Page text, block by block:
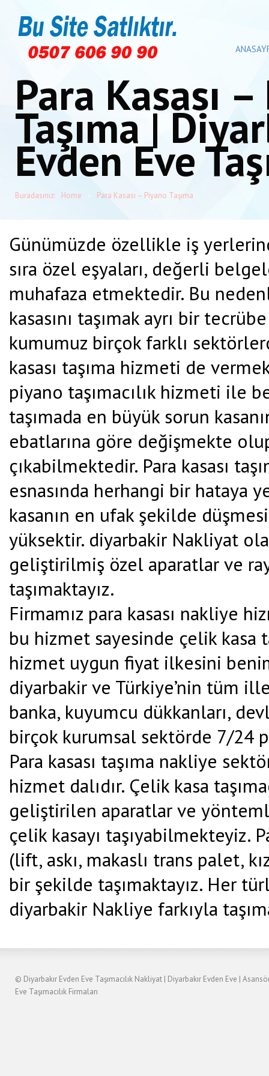
Para Kasası
Taşıma |
Evden Eve
Buradasınız: Home Para Kasası – Piyano Taşıma
Günümüzde özellikle iş
sıra özel eşyaları, değerli
muhafaza etmektedir. Bu
kasasını taşımak ayrı bir
kumumuz birçok farklı
kasası taşıma hizmeti de
piyano taşımacılık hizmeti ile
taşımada en büyük sorun
ebatlarına göre değişmekte
çıkabilmektedir. Para kasası
esnasında herhangi bir hataya
kasanın en ufak şekilde
yüksektir. diyarbakir Nakliyat
geliştirilmiş özel aparatlar ve
taşımaktayız.
Firmamız para kasası nakliye
bu hizmet sayesinde çelik kasa
hizmet uygun fiyat ilkesini
diyarbakir ve Türkiye’nin tüm
banka, kuyumcu dükkanları,
birçok kurumsal sektörde 7/24
Para kasası taşıma nakliye
hizmet dalıdır. Çelik kasa
geliştirilen aparatlar ve
çelik kasayı taşıyabilmekteyiz.
(lift, askı, makaslı trans palet,
bir şekilde taşımaktayız. Her
diyarbakir Nakliye farkıyla
© Diyarbakır Evden Eve Taşımacılık Nakliyat | Diyarbakır Evden Eve |
Eve Taşımacılık Firmaları